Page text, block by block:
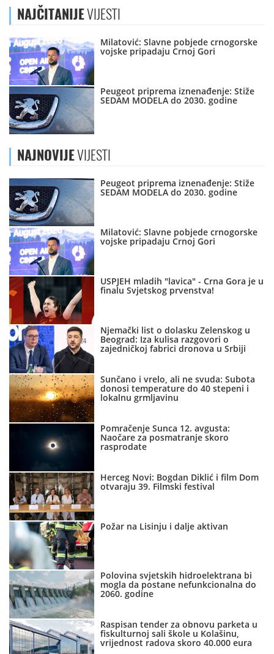
NAJČITANIJEVIJESTI
Milatović: Slavne pobjede crnogorske
vojske pripadaju Crnoj Gori
Peugeot priprema iznenađenje: Stiže
SEDAM MODELA do 2030. godine
NAJNOVIJEVIJESTI
Peugeot priprema iznenađenje: Stiže
SEDAM MODELA do 2030. godine
Milatović: Slavne pobjede crnogorske
vojske pripadaju Crnoj Gori
USPJEH mladih "lavica" - Crna Gora je u
finalu Svjetskog prvenstva!
Njemački list o dolasku Zelenskog u
Beograd: Iza kulisa razgovori o
zajedničkoj fabrici dronova u Srbiji
Sunčano i vrelo, ali ne svuda: Subota
donosi temperature do 40 stepeni i
lokalnu grmljavinu
Pomračenje Sunca 12. avgusta:
Naočare za posmatranje skoro
rasprodate
Herceg Novi: Bogdan Diklić i film Dom
otvaraju 39. Filmski festival
Požar na Lisinju i dalje aktivan
Polovina svjetskih hidroelektrana bi
mogla da postane nefunkcionalna do
2060. godine
Raspisan tender za obnovu parketa u
fiskulturnoj sali škole u Kolašinu,
vrijednost radova skoro 40.000 eura